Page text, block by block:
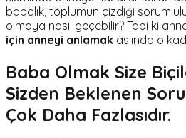
babalık, toplumun çizdiği
olmaya nasıl geçebilir? Tabi ki
için anneyi anlamak aslında o
Baba Olmak Size
Sizden Beklenen
Çok Daha Fazlasıdır.